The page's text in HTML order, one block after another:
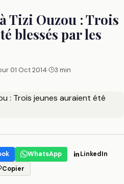
Tizi Ouzou : Trois
blessés par les
01 Oct 2014· 3 min
WhatsApp
LinkedIn
Copier